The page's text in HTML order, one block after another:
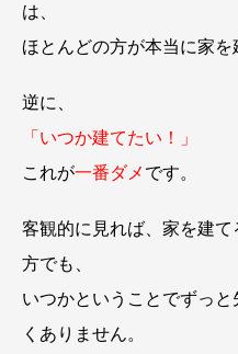
は、
ほとんどの方が本当に家を
逆に、
「いつか建てたい！」
これが一番ダメ です。
客観的に見れば、家を建
方でも、
いつかということでずっ
くありません。